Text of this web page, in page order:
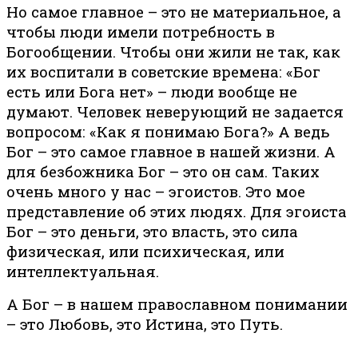
Но самое главное – это не материальное, а
чтобы люди имели потребность в
Богообщении. Чтобы они жили не так, как
их воспитали в советские времена: «Бог
есть или Бога нет» – люди вообще не
думают. Человек неверующий не задается
вопросом: «Как я понимаю Бога?» А ведь
Бог – это самое главное в нашей жизни. А
для безбожника Бог – это он сам. Таких
очень много у нас – эгоистов. Это мое
представление об этих людях. Для эгоиста
Бог – это деньги, это власть, это сила
физическая, или психическая, или
интеллектуальная.
А Бог – в нашем православном понимании
– это Любовь, это Истина, это Путь.